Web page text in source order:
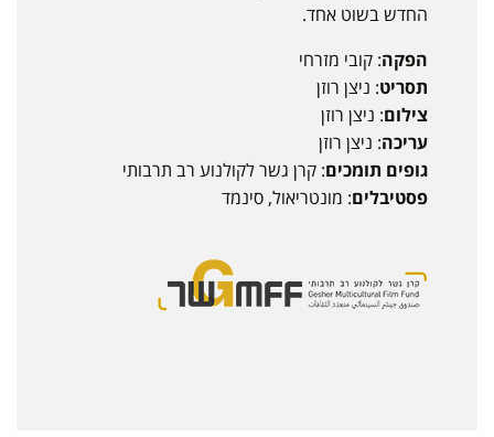
החדש בשוט אחד.
הפקה: קובי מזרחי
תסריט: ניצן רוזן
צילום: ניצן רוזן
עריכה: ניצן רוזן
גופים תומכים: קרן גשר לקולנוע רב תרבותי
פסטיבלים: מונטריאול, סינמד